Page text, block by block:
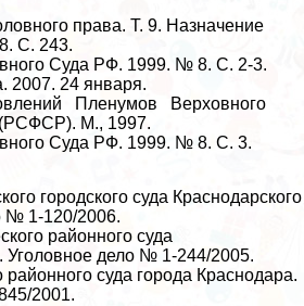
права. Т. 9. Назначение
С. 243.
Суда РФ. 1999. № 8. С. 2-3.
2007. 24 января.
Пленумов Верховного
М., 1997.
Суда РФ. 1999. № 8. С. 3.
городского суда Краснодарского
№ 1-120/2006.
районного суда
Уголовное дело № 1-244/2005.
суда города Краснодара.
2001.